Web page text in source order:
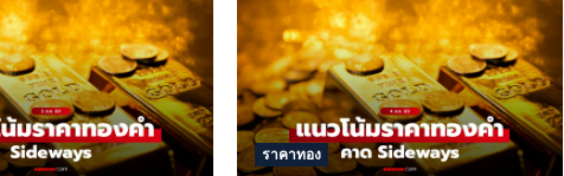
ราคาทอง